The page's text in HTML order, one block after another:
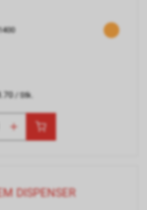
/ Stk.
DISPENSER